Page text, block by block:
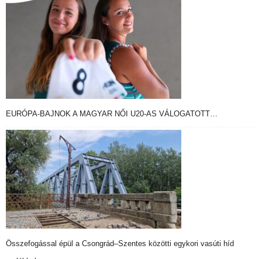
EURÓPA-BAJNOK A MAGYAR NŐI U20-AS VÁLOGATOTT…
Összefogással épül a Csongrád–Szentes közötti egykori vasúti híd